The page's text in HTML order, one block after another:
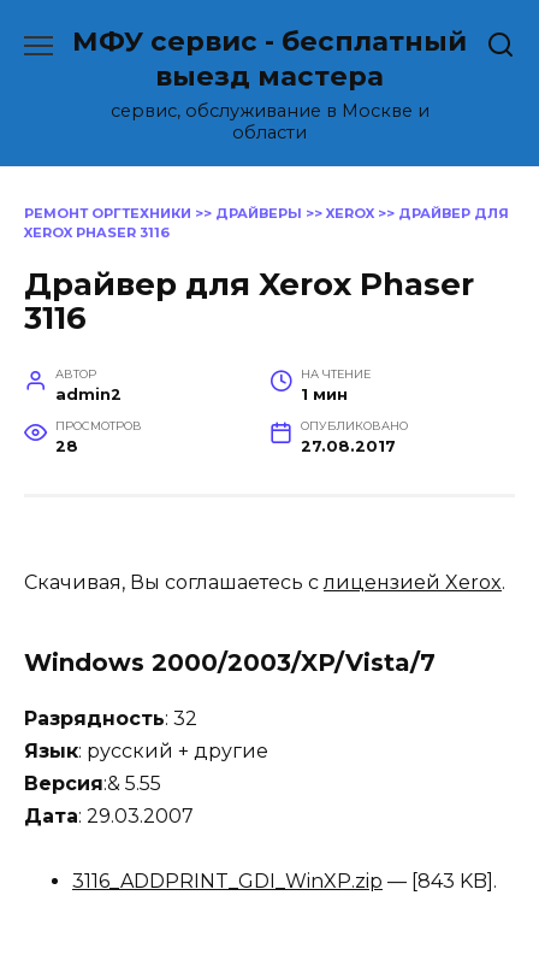
МФУ сервис - бесплатный
выезд мастера
сервис, обслуживание в Москве и
области
РЕМОНТ ОРГТЕХНИКИ >> ДРАЙВЕРЫ >> XEROX >> ДРАЙВЕР ДЛЯ
XEROX PHASER 3116
Драйвер для Xerox Phaser
3116
АВТОР
admin2
НА ЧТЕНИЕ
1 мин
ПРОСМОТРОВ
28
ОПУБЛИКОВАНО
27.08.2017
Скачивая, Вы соглашаетесь слицензией Xerox.
Windows 2000/2003/XP/Vista/7
Разрядность: 32
Язык: русский + другие
Версия:& 5.55
Дата: 29.03.2007
3116_ADDPRINT_GDI_WinXP.zip — [843 KB].